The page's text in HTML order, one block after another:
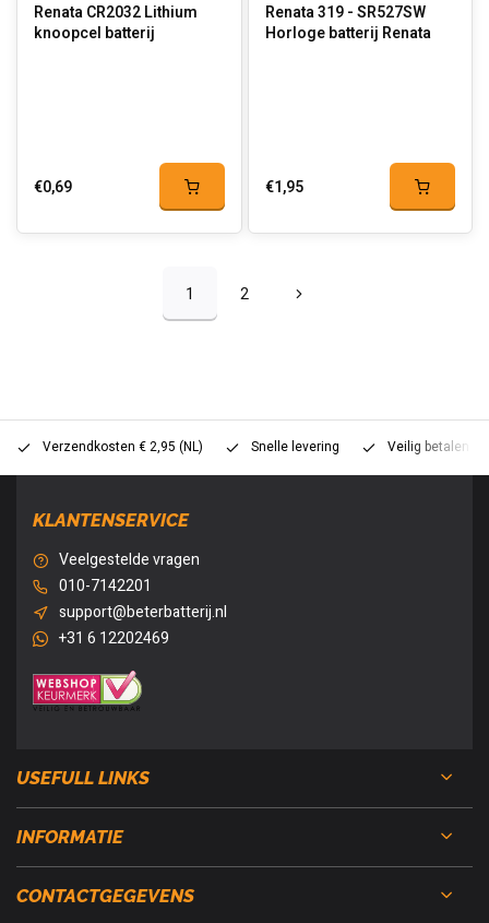
Renata CR2032 Lithium
knoopcel batterij
€0,69
Renata 319 - SR527SW
Horloge batterij Renata
€1,95
1 2
Verzendkosten € 2,95 (NL) Snelle levering Veilig betalen
KLANTENSERVICE
Veelgestelde vragen
010-7142201
support@beterbatterij.nl
+31 6 12202469
USEFULL LINKS
INFORMATIE
CONTACTGEGEVENS